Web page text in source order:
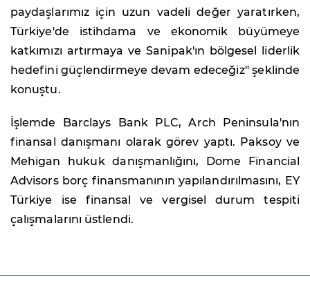
paydaşlarımız için uzun vadeli değer yaratırken,
Türkiye'de istihdama ve ekonomik büyümeye
katkımızı artırmaya ve Sanipak'ın bölgesel liderlik
hedefini güçlendirmeye devam edeceğiz" şeklinde
konuştu.
İşlemde Barclays Bank PLC, Arch Peninsula'nın
finansal danışmanı olarak görev yaptı. Paksoy ve
Mehigan hukuk danışmanlığını, Dome Financial
Advisors borç finansmanının yapılandırılmasını, EY
Türkiye ise finansal ve vergisel durum tespiti
çalışmalarını üstlendi.